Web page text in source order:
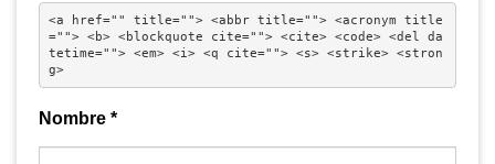
<a href="" title=""> <abbr title=""> <acronym title
=""> <b> <blockquote cite=""> <cite> <code> <del da
tetime=""> <em> <i> <q cite=""> <s> <strike> <stron
g>
Nombre *